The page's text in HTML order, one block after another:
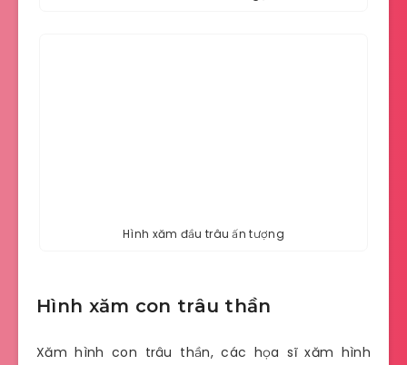
Hình xăm đầu trâu ấn tượng
Hình xăm con trâu thần
Xăm hình con trâu thần, các họa sĩ xăm hình